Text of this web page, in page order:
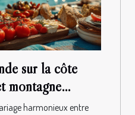
sur la côte
montagne
harmonieux entre